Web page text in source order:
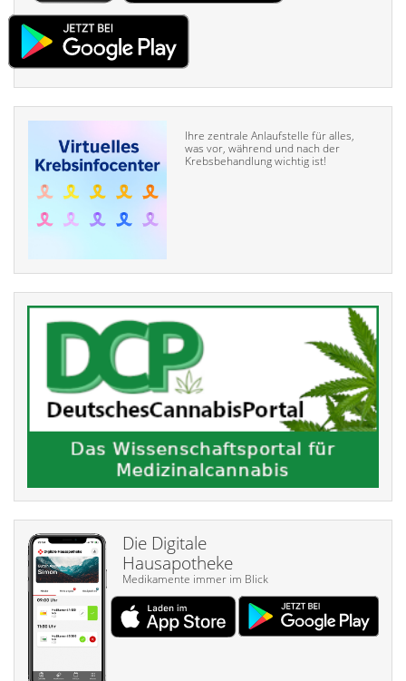
Ihre zentrale Anlaufstelle für alles,
was vor, während und nach der
Krebsbehandlung wichtig ist!
Die Digitale
Hausapotheke
Medikamente immer im Blick